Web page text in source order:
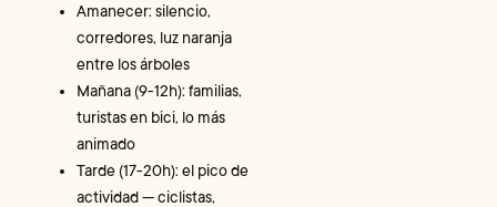
Amanecer: silencio,
corredores, luz naranja
entre los árboles
Mañana (9-12h): familias,
turistas en bici, lo más
animado
Tarde (17-20h): el pico de
actividad — ciclistas,